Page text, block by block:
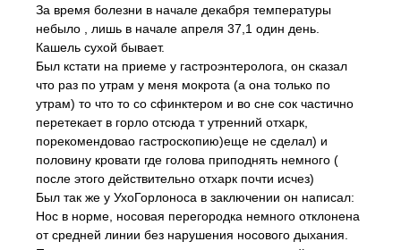
За время болезни в начале декабря температуры
небыло , лишь в начале апреля 37,1 один день.
Кашель сухой бывает.
Был кстати на приеме у гастроэнтеролога, он сказал
что раз по утрам у меня мокрота (а она только по
утрам) то что то со сфинктером и во сне сок частично
перетекает в горло отсюда т утренний отхарк,
порекомендовао гастроскопию)еще не сделал) и
половину кровати где голова приподнять немного (
после этого действительно отхарк почти исчез)
Был так же у УхоГорлоноса в заключении он написал:
Нос в норме, носовая перегородка немного отклонена
от средней линии без нарушения носового дыхания.